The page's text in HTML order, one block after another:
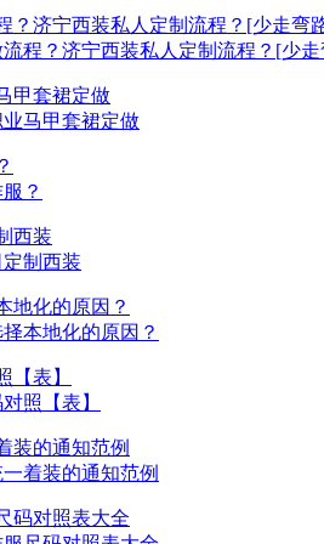
程？济宁西装私人定制流程？[少
马甲套裙定做
？
制西装
本地化的原因？
照【表】
着装的通知范例